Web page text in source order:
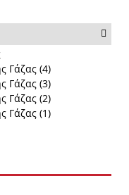
Γάζας (4)
Γάζας (3)
Γάζας (2)
Γάζας (1)